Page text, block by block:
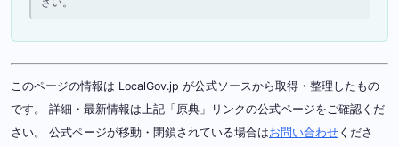
このページの情報は LocalGov.jp が公式ソースから取得・整理したもの
です。 詳細・最新情報は上記「原典」リンクの公式ページをご確認くだ
さい。 公式ページが移動・閉鎖されている場合はお問い合わせ くださ